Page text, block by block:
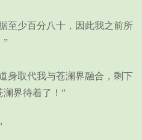
至少百分八十，因此我之前所
”
身取代我与苍澜界融合，剩下
界待着了！”